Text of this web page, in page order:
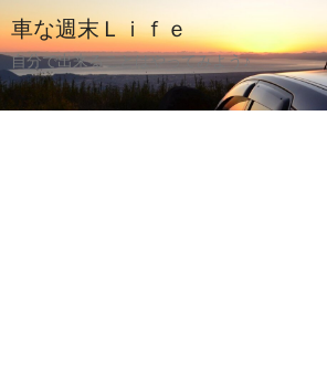
車な週末Ｌｉｆｅ
自分で出来ることはやってみよう♪